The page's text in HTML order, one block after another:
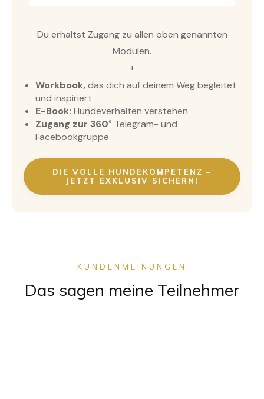
Du erhältst Zugang zu allen oben genannten
Modulen.
+
Workbook,das dich auf deinem Weg begleitet
und inspiriert
E-Book: Hundeverhalten verstehen
Zugang zur 360° Telegram- und
Facebookgruppe
DIE VOLLE HUNDEKOMPETENZ –
JETZT EXKLUSIV SICHERN!
KUNDENMEINUNGEN
Das sagen meine Teilnehmer